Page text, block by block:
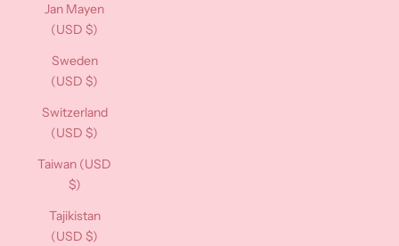
Jan Mayen
(USD $)
Sweden
(USD $)
Switzerland
(USD $)
Taiwan (USD
$)
Tajikistan
(USD $)